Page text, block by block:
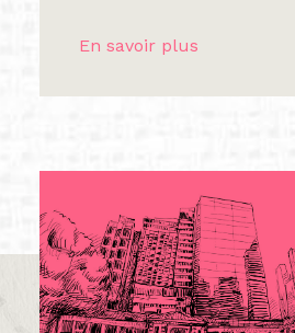
En savoir plus